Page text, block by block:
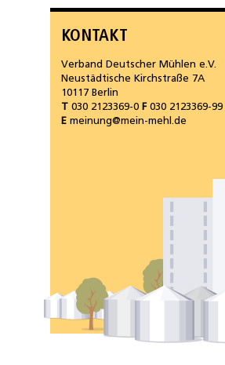
KONTAKT
Verband Deutscher Mühlen e.V.
Neustädtische Kirchstraße 7A
10117 Berlin
T 030 2123369-0 F030 2123369-99
E meinung@mein-mehl.de